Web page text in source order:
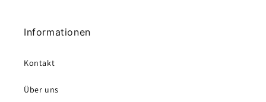
Informationen
Kontakt
Über uns